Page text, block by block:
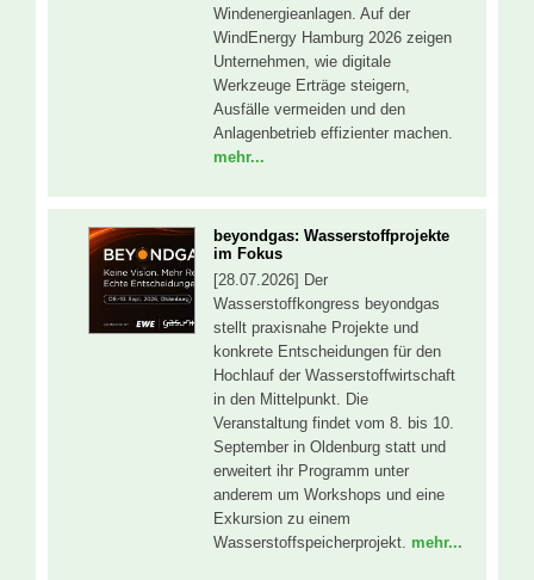
Windenergieanlagen. Auf der
WindEnergy Hamburg 2026 zeigen
Unternehmen, wie digitale
Werkzeuge Erträge steigern,
Ausfälle vermeiden und den
Anlagenbetrieb effizienter machen.
mehr...
beyondgas: Wasserstoffprojekte
im Fokus
[28.07.2026] Der
Wasserstoffkongress beyondgas
stellt praxisnahe Projekte und
konkrete Entscheidungen für den
Hochlauf der Wasserstoffwirtschaft
in den Mittelpunkt. Die
Veranstaltung findet vom 8. bis 10.
September in Oldenburg statt und
erweitert ihr Programm unter
anderem um Workshops und eine
Exkursion zu einem
Wasserstoffspeicherprojekt. mehr...